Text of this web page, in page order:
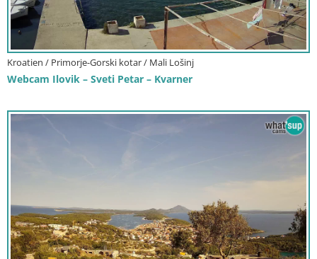
Kroatien / Primorje-Gorski kotar / Mali Lošinj
Webcam Ilovik – Sveti Petar – Kvarner